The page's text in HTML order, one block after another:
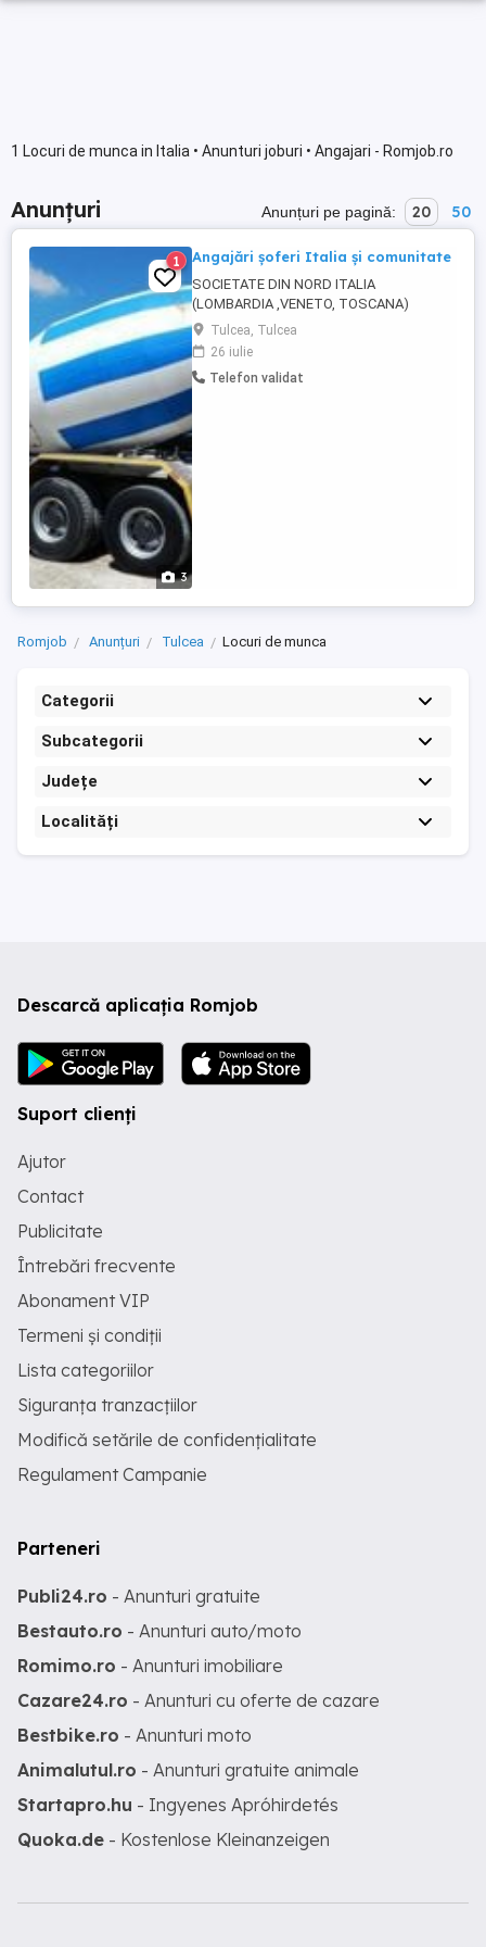
1 Locuri de munca in Italia • Anunturi joburi • Angajari - Romjob.ro
Anunțuri Anunțuri pe pagină: 20 50
3
1 Angajări șoferi Italia și comunitate
SOCIETATE DIN NORD ITALIA
(LOMBARDIA ,VENETO, TOSCANA)
ANGAJEAZĂ ȘOFERI PROFESIONIȘTI (C)&
(CE) MOTRICE (3AXE)2600 LOCAL IT
BETONIERĂ 2350 +CAZARE ȘI MASĂ
POMPĂ 3000 +CAZARE ȘI MASĂ PRELATĂ
Tulcea, Tulcea
26 iulie
Telefon validat
Romjob Anunțuri Tulcea Locuri de munca
Categorii
Subcategorii
Județe
Localități
Descarcă aplicația Romjob
Suport clienți
Ajutor
Contact
Publicitate
Întrebări frecvente
Abonament VIP
Termeni și condiții
Lista categoriilor
Siguranța tranzacțiilor
Modifică setările de confidențialitate
Regulament Campanie
Parteneri
Publi24.ro - Anunturi gratuite
Bestauto.ro - Anunturi auto/moto
Romimo.ro - Anunturi imobiliare
Cazare24.ro - Anunturi cu oferte de cazare
Bestbike.ro - Anunturi moto
Animalutul.ro - Anunturi gratuite animale
Startapro.hu - Ingyenes Apróhirdetés
Quoka.de - Kostenlose Kleinanzeigen